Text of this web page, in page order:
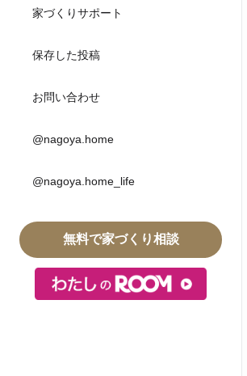
家づくりサポート
保存した投稿
お問い合わせ
@nagoya.home
@nagoya.home_life
無料で家づくり相談